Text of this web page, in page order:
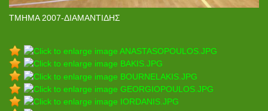
ΤΜΗΜΑ 2007-ΔΙΑΜΑΝΤΙΔΗΣ